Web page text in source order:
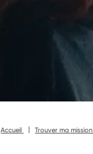
Accueil Trouver ma mission